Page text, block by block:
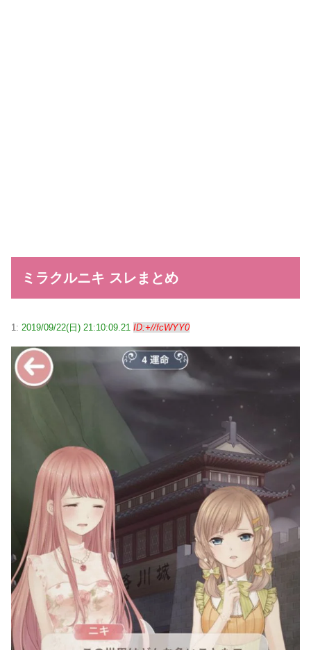
ミラクルニキ スレまとめ
1: 2019/09/22(日) 21:10:09.21 ID:+//fcWYY0